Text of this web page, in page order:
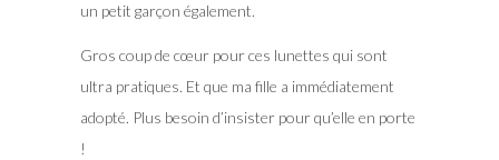
un petit garçon également.
Gros coup de cœur pour ces lunettes qui sont
ultra pratiques. Et que ma fille a immédiatement
adopté. Plus besoin d’insister pour qu’elle en porte
!